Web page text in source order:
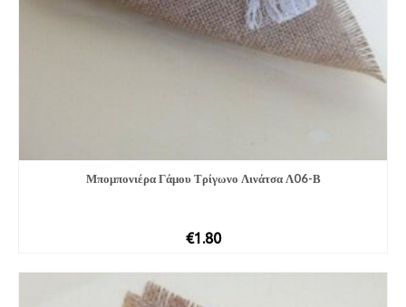
Μπομπονιέ­ρα Γάμου Τρίγωνο Λινάτσα Λ06-Β
€1.80